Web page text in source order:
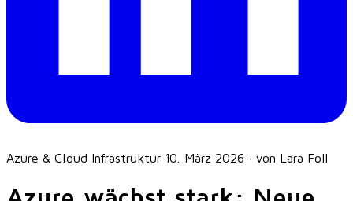
Azure & Cloud Infrastruktur 10. März 2026 · von Lara Foll